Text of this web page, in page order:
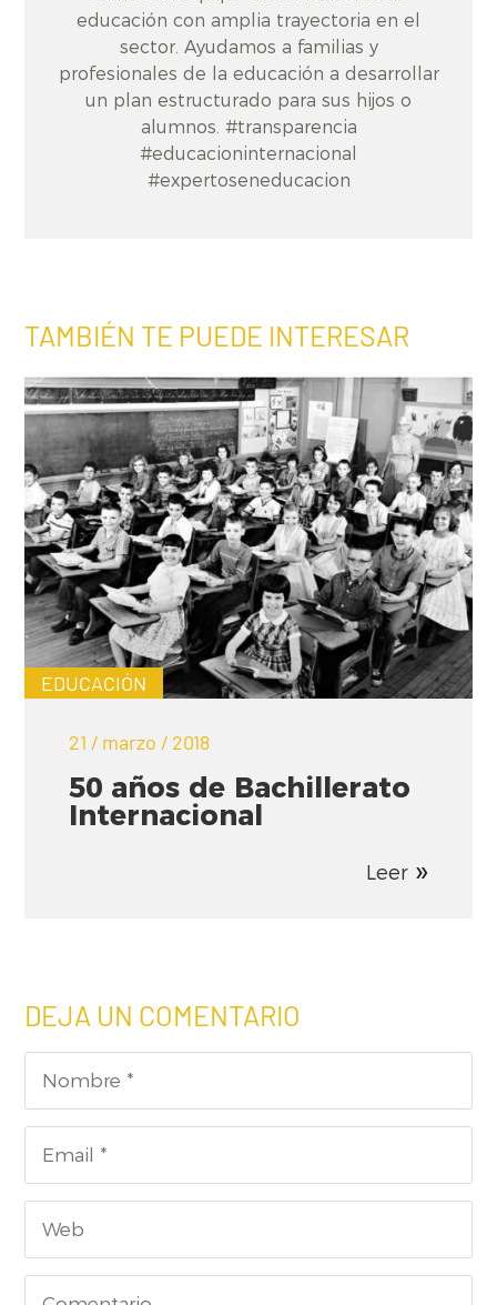
educación con amplia trayectoria en el
sector. Ayudamos a familias y
profesionales de la educación a desarrollar
un plan estructurado para sus hijos o
alumnos. #transparencia
#educacioninternacional
#expertoseneducacion
TAMBIÉN TE PUEDE INTERESAR
EDUCACIÓN
21 / marzo / 2018
50 años de Bachillerato
Internacional
Leer
DEJA UN COMENTARIO